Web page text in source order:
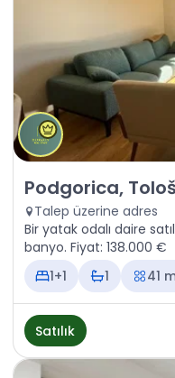
Satılık - Daire
Podgorica,
Talep üzerine adres
Bir yatak odalı daire
banyo. Fiyat: 138.000 €
1+1
1 41
Satılık